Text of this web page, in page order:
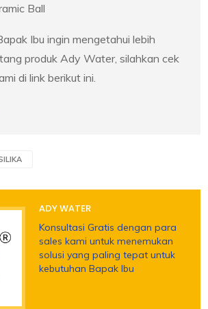
Ball
Ibu ingin mengetahui lebih
produk Ady Water, silahkan cek
di link berikut ini.
ADY WATER
Konsultasi Gratis dengan para
sales kami untuk menemukan
solusi yang paling tepat untuk
kebutuhan Bapak Ibu